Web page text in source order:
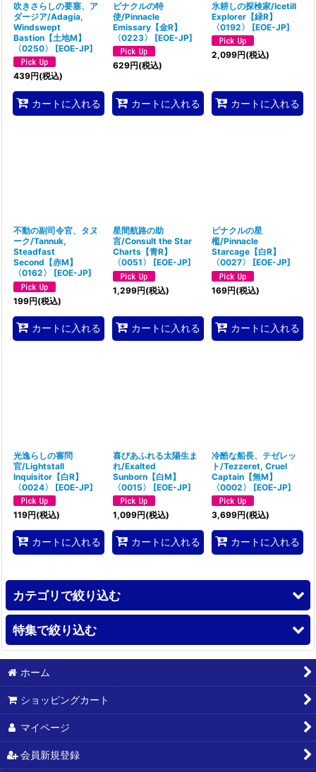
吹きさらしの要塞、ア
ダージア/Adagia,
Windswept
Bastion【土地M】
〈0250〉
[EOE-JP]
439円(税込)
カートに入れる
ピナクルの特
使/Pinnacle
Emissary【金R】
〈0223〉
[EOE-JP]
629円(税込)
カートに入れる
氷耕しの探検家/Icetill
Explorer【緑R】
〈0192〉
[EOE-JP]
2,099円(税込)
カートに入れる
不動の副司令官、タヌ
ーク/Tannuk,
Steadfast
Second【赤M】
〈0162〉
[EOE-JP]
199円(税込)
カートに入れる
星間航路の助
言/Consult the Star
Charts【青R】
〈0051〉
[EOE-JP]
1,299円(税込)
カートに入れる
ピナクルの星
檻/Pinnacle
Starcage【白R】
〈0027〉
[EOE-JP]
169円(税込)
カートに入れる
光逸らしの審問
官/Lightstall
Inquisitor【白R】
〈0024〉
[EOE-JP]
119円(税込)
カートに入れる
喜びあふれる太陽生ま
れ/Exalted
Sunborn【白M】
〈0015〉
[EOE-JP]
1,099円(税込)
カートに入れる
冷酷な船長、テゼレッ
ト/Tezzeret, Cruel
Captain【無M】
〈0002〉
[EOE-JP]
3,699円(税込)
カートに入れる
カテゴリで絞り込む
新品BOX、パック
スタンダード
モダン
特集で絞り込む
【TLA】アバター 伝説の少年アン
【SPM】マーベル スパイダーマン
【FIN】FINAL FANTASY
【EOE】久遠の終端
ホーム
ショッピングカート
マイページ
会員新規登録